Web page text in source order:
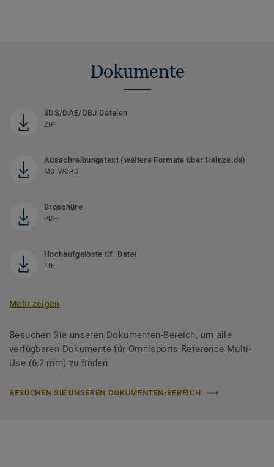
Dokumente
3DS/DAE/OBJ Dateien
ZIP
Ausschreibungstext (weitere Formate über Heinze.de)
MS_WORD
Broschüre
PDF
Hochaufgelöste tif. Datei
TIF
Mehr zeigen
Besuchen Sie unseren Dokumenten-Bereich, um alle
verfügbaren Dokumente für Omnisports Reference Multi-
Use (6,2 mm) zu finden
BESUCHEN SIE UNSEREN DOKUMENTEN-BEREICH